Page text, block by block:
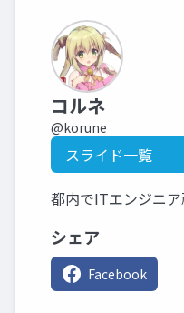
コルネ
@korune
スライド一覧
都内でITエンジニ
シェア
Facebook